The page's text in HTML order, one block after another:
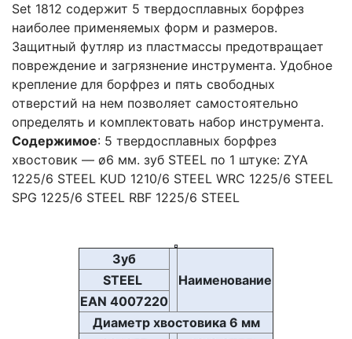
Set 1812 содержит 5 твердосплавных борфрез
наиболее применяемых форм и размеров.
Защитный футляр из пластмассы предотвращает
повреждение и загрязнение инструмента. Удобное
крепление для борфрез и пять свободных
отверстий на нем позволяет самостоятельно
определять и комплектовать набор инструмента.
Содержимое: 5 твердосплавных борфрез
хвостовик — ø6 мм. зуб STEEL по 1 штуке: ZYA
1225/6 STEEL KUD 1210/6 STEEL WRC 1225/6 STEEL
SPG 1225/6 STEEL RBF 1225/6 STEEL
Зуб
Наименование
STEEL
EAN 4007220
Диаметр хвостовика 6 мм